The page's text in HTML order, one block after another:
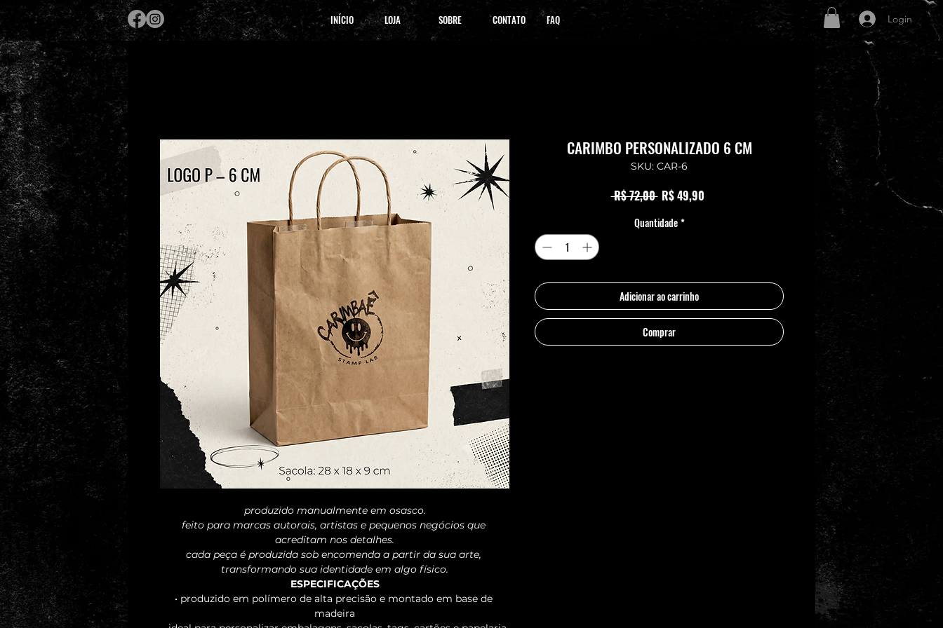
INÍCIO LOJA SOBRE CONTATO FAQ Login
produzido manualmente em osasco.
feito para marcas autorais, artistas e pequenos negócios que
acreditam nos detalhes.
cada peça é produzida sob encomenda a partir da sua arte,
transformando sua identidade em algo físico.
ESPECIFICAÇÕES
• produzido em polímero de alta precisão e montado em base de
madeira
CARIMBO PERSONALIZADO 6 CM
SKU: CAR-6
R$ 72,00 Preço normal
R$ 49,90Preço promocional
Quantidade *
Adicionar ao carrinho
Comprar